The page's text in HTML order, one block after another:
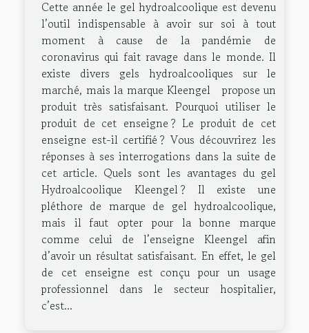
Cette année le gel hydroalcoolique est devenu
l’outil indispensable à avoir sur soi à tout
moment à cause de la pandémie de
coronavirus qui fait ravage dans le monde. Il
existe divers gels hydroalcooliques sur le
marché, mais la marque Kleengel propose un
produit très satisfaisant. Pourquoi utiliser le
produit de cet enseigne ? Le produit de cet
enseigne est-il certifié ? Vous découvrirez les
réponses à ses interrogations dans la suite de
cet article. Quels sont les avantages du gel
Hydroalcoolique Kleengel ? Il existe une
pléthore de marque de gel hydroalcoolique,
mais il faut opter pour la bonne marque
comme celui de l’enseigne Kleengel afin
d’avoir un résultat satisfaisant. En effet, le gel
de cet enseigne est conçu pour un usage
professionnel dans le secteur hospitalier,
c’est...